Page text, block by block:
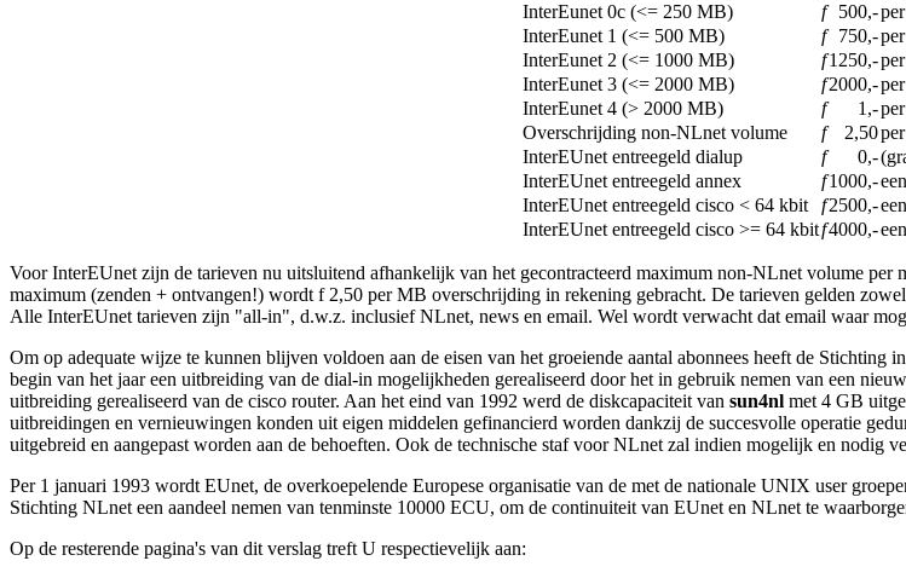
InterEunet 0c (<= 250 MB)
f 500,-
InterEunet 1 (<= 500 MB)
f 750,-
InterEunet 2 (<= 1000 MB)
f1250,-
InterEunet 3 (<= 2000 MB)
f2000,-
InterEunet 4 (> 2000 MB)
f 1,-
Overschrijding non-NLnet volume
f 2,50
InterEUnet entreegeld dialup
f 0,-
InterEUnet entreegeld annex
f1000,-
InterEUnet entreegeld cisco < 64 kbit
f2500,-
InterEUnet entreegeld cisco >= 64 kbitf4000,-
Voor InterEUnet zijn de tarieven nu uitsluitend afhankelijk van het gecontracteerd maximum non-NLnet volume
maximum (zenden + ontvangen!) wordt f 2,50 per MB overschrijding in rekening gebracht. De tarieven gelden
Alle InterEUnet tarieven zijn "all-in", d.w.z. inclusief NLnet, news en email. Wel wordt verwacht dat email waar
Om op adequate wijze te kunnen blijven voldoen aan de eisen van het groeiende aantal abonnees heeft de
begin van het jaar een uitbreiding van de dial-in mogelijkheden gerealiseerd door het in gebruik nemen van een
uitbreiding gerealiseerd van de cisco router. Aan het eind van 1992 werd de diskcapaciteit van sun4nl met 4 GB
uitbreidingen en vernieuwingen konden uit eigen middelen gefinancierd worden dankzij de succesvolle operatie
uitgebreid en aangepast worden aan de behoeften. Ook de technische staf voor NLnet zal indien mogelijk en nodig
Per 1 januari 1993 wordt EUnet, de overkoepelende Europese organisatie van de met de nationale UNIX user
Stichting NLnet een aandeel nemen van tenminste 10000 ECU, om de continuiteit van EUnet en NLnet te
Op de resterende pagina's van dit verslag treft U respectievelijk aan: